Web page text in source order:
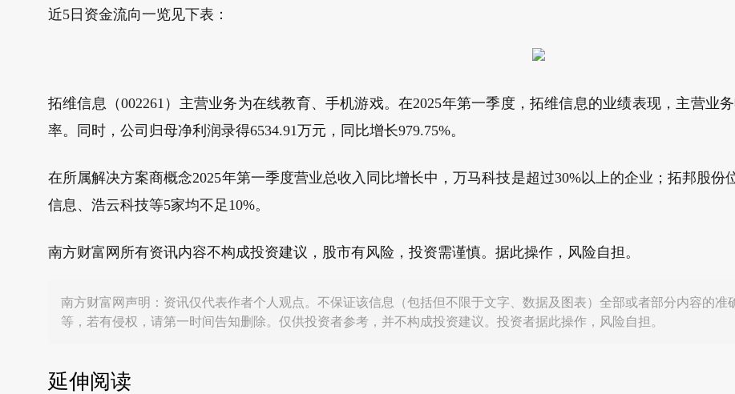
近5日资金流向一览见下表：
拓维信息（002261）主营业务为在线教育、手机游戏。在2025年第一季度，拓维信息的业绩表现，主营业
率。同时，公司归母净利润录得6534.91万元，同比增长979.75%。
在所属解决方案商概念2025年第一季度营业总收入同比增长中，万马科技是超过30%以上的企业；拓邦股份
信息、浩云科技等5家均不足10%。
南方财富网所有资讯内容不构成投资建议，股市有风险，投资需谨慎。据此操作，风险自担。
南方财富网声明：资讯仅代表作者个人观点。不保证该信息（包括但不限于文字、数据及图表）全部或者部分内容的
等，若有侵权，请第一时间告知删除。仅供投资者参考，并不构成投资建议。投资者据此操作，风险自担。
延伸阅读